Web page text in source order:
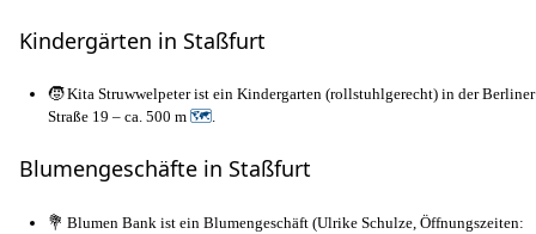
Kindergärten in Staßfurt
🧒 Kita Struwwelpeter ist ein Kindergarten (rollstuhlgerecht) in der Berliner
Straße 19 – ca. 500 m 🗺.
Blumengeschäfte in Staßfurt
💐 Blumen Bank ist ein Blumengeschäft (Ulrike Schulze, Öffnungszeiten: